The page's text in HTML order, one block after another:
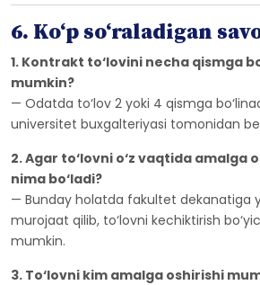
6. Ko‘p so‘raladigan
1. Kontrakt to‘lovini necha qismga
mumkin?
— Odatda to‘lov 2 yoki 4 qismga
universitet buxgalteriyasi tomonidan
2. Agar to‘lovni o‘z vaqtida amalga
nima bo‘ladi?
— Bunday holatda fakultet dekanatiga
murojaat qilib, to‘lovni kechiktirish
mumkin.
3. To‘lovni kim amalga oshirishi